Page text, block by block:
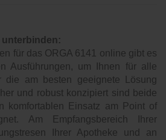
für das ORGA 6141 online gibt es
Ausführungen, um Ihnen für alle
die am besten geeignete Lösung
und robust konzipiert sind beide
komfortablen Einsatz am Point of
Am Empfangsbereich Ihrer
Ihrer Apotheke und an